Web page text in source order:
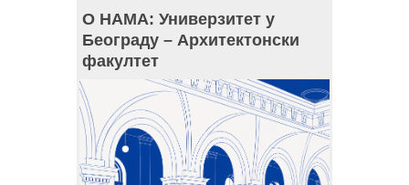
О НАМА: Универзитет у
Београду – Архитектонски
факултет